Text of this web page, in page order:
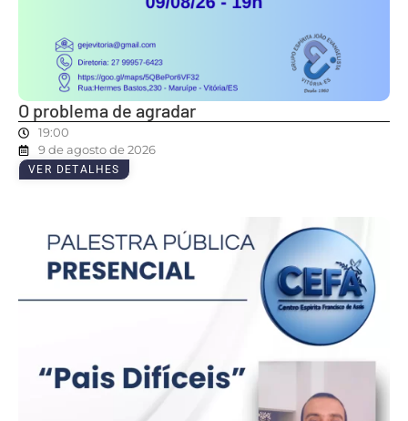
O problema de agradar
19:00
9 de agosto de 2026
VER DETALHES